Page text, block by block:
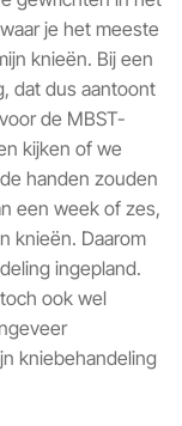
je het meeste
knieën. Bij een
dat dus aantoont
de MBST-
kijken of we
handen zouden
een week of zes,
knieën. Daarom
ingepland.
ook wel
kniebehandeling